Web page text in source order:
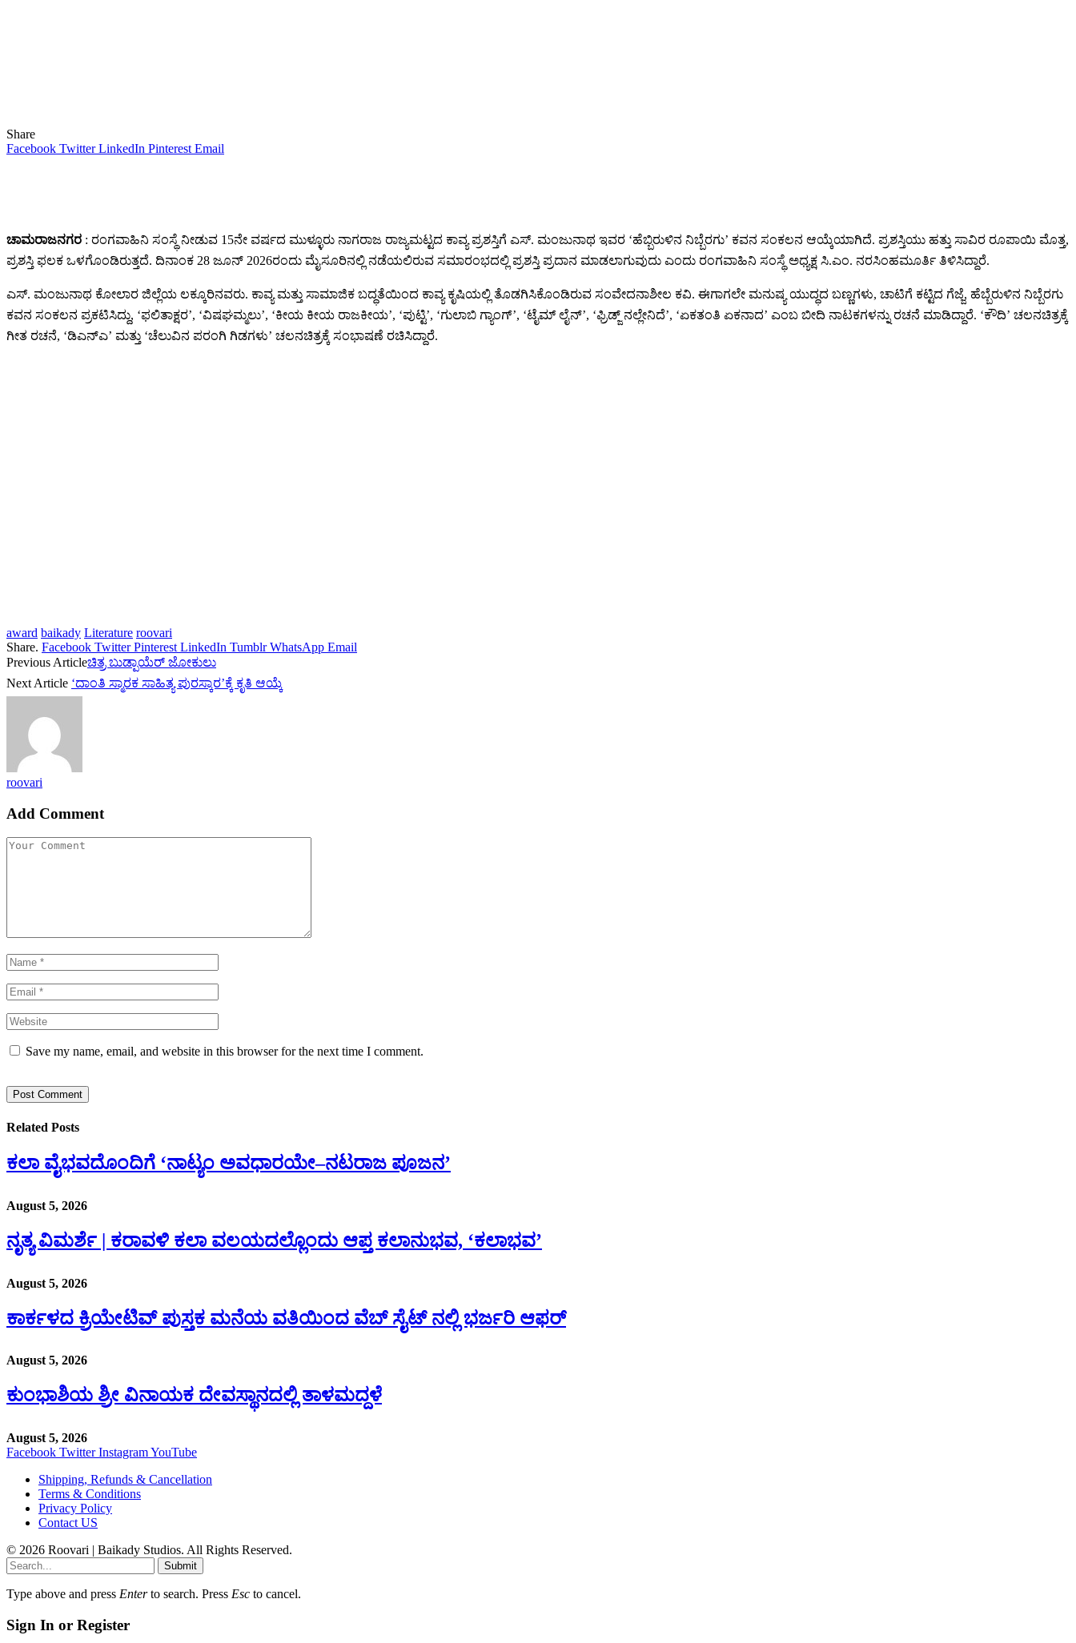
Share
Facebook Twitter LinkedIn Pinterest Email
ಚಾಮರಾಜನಗರ : ರಂಗವಾಹಿನಿ ಸಂಸ್ಥೆ ನೀಡುವ 15ನೇ ವರ್ಷದ ಮುಳ್ಳೂರು ನಾಗರಾಜ ರಾಜ್ಯಮಟ್ಟದ ಕಾವ್ಯ ಪ್ರಶಸ್ತಿಗೆ ಎಸ್. ಮಂಜುನಾಥ ಇವರ ‘ಹೆಬ್ಬಿರುಳಿನ ನಿಬ್ಬೆರಗು’ ಕವನ ಸಂಕಲನ ಆಯ್ಕೆಯಾಗಿದೆ. ಪ್ರಶಸ್ತಿಯು ಹತ್ತು ಸಾವಿರ ರೂಪಾಯಿ ಮೊತ್ತ,
ಪ್ರಶಸ್ತಿ ಫಲಕ ಒಳಗೊಂಡಿರುತ್ತದೆ. ದಿನಾಂಕ 28 ಜೂನ್ 2026ರಂದು ಮೈಸೂರಿನಲ್ಲಿ ನಡೆಯಲಿರುವ ಸಮಾರಂಭದಲ್ಲಿ ಪ್ರಶಸ್ತಿ ಪ್ರದಾನ ಮಾಡಲಾಗುವುದು ಎಂದು ರಂಗವಾಹಿನಿ ಸಂಸ್ಥೆ ಅಧ್ಯಕ್ಷ ಸಿ.ಎಂ. ನರಸಿಂಹಮೂರ್ತಿ ತಿಳಿಸಿದ್ದಾರೆ.
ಎಸ್. ಮಂಜುನಾಥ ಕೋಲಾರ ಜಿಲ್ಲೆಯ ಲಕ್ಕೂರಿನವರು. ಕಾವ್ಯ ಮತ್ತು ಸಾಮಾಜಿಕ ಬದ್ಧತೆಯಿಂದ ಕಾವ್ಯ ಕೃಷಿಯಲ್ಲಿ ತೊಡಗಿಸಿಕೊಂಡಿರುವ ಸಂವೇದನಾಶೀಲ ಕವಿ. ಈಗಾಗಲೇ ಮನುಷ್ಯ ಯುದ್ಧದ ಬಣ್ಣಗಳು, ಚಾಟಿಗೆ ಕಟ್ಟಿದ ಗೆಜ್ಜೆ, ಹೆಬ್ಬೆರುಳಿನ ನಿಬ್ಬೆರಗು
ಕವನ ಸಂಕಲನ ಪ್ರಕಟಿಸಿದ್ದು, ‘ಫಲಿತಾಕ್ಷರ’, ‘ವಿಷಘಮ್ಮಲು’, ‘ಕೀಯ ಕೀಯ ರಾಜಕೀಯ’, ‘ಪುಟ್ಟಿ’, ‘ಗುಲಾಬಿ ಗ್ಯಾಂಗ್’, ‘ಟೈಮ್ ಲೈನ್’, ‘ಫ್ರಿಡ್ಜ್ ನಲ್ಲೇನಿದೆ’, ‘ಏಕತಂತಿ ಏಕನಾದ’ ಎಂಬ ಬೀದಿ ನಾಟಕಗಳನ್ನು ರಚನೆ ಮಾಡಿದ್ದಾರೆ. ‘ಕೌದಿ’ ಚಲನಚಿತ್ರಕ್ಕೆ
ಗೀತ ರಚನೆ, ‘ಡಿಎನ್‌ಎ’ ಮತ್ತು ‘ಚೆಲುವಿನ ಪರಂಗಿ ಗಿಡಗಳು’ ಚಲನಚಿತ್ರಕ್ಕೆ ಸಂಭಾಷಣೆ ರಚಿಸಿದ್ದಾರೆ.
award baikady Literature roovari
Share. Facebook Twitter Pinterest LinkedIn Tumblr WhatsApp Email
Previous Articleಚಿತ್ರ ಬುಡ್ಪಾಯೆರ್ ಜೋಕುಲು
Next Article ‘ದಾಂತಿ ಸ್ಮಾರಕ ಸಾಹಿತ್ಯ ಪುರಸ್ಕಾರ’ಕ್ಕೆ ಕೃತಿ ಆಯ್ಕೆ
roovari
Add Comment
Save my name, email, and website in this browser for the next time I comment.
Related Posts
ಕಲಾ ವೈಭವದೊಂದಿಗೆ ‘ನಾಟ್ಯಂ ಅವಧಾರಯೇ–ನಟರಾಜ ಪೂಜನ’
August 5, 2026
ನೃತ್ಯ ವಿಮರ್ಶೆ | ಕರಾವಳಿ ಕಲಾ ವಲಯದಲ್ಲೊಂದು ಆಪ್ತ ಕಲಾನುಭವ, ‘ಕಲಾಭವ’
August 5, 2026
ಕಾರ್ಕಳದ ಕ್ರಿಯೇಟಿವ್ ಪುಸ್ತಕ ಮನೆಯ ವತಿಯಿಂದ ವೆಬ್ ಸೈಟ್ ನಲ್ಲಿ ಭರ್ಜರಿ ಆಫರ್
August 5, 2026
ಕುಂಭಾಶಿಯ ಶ್ರೀ ವಿನಾಯಕ ದೇವಸ್ಥಾನದಲ್ಲಿ ತಾಳಮದ್ದಳೆ
August 5, 2026
Facebook Twitter InstagramYouTube
Shipping, Refunds & Cancellation
Terms & Conditions
Privacy Policy
Contact US
© 2026 Roovari | Baikady Studios. All Rights Reserved.
Submit
Type above and press Enterto search. Press Esc to cancel.
Sign In or Register